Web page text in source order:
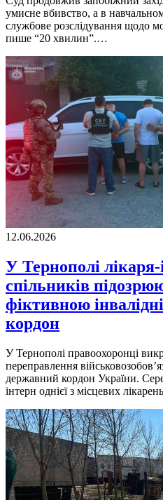
умисне вбивство, а в
службове розслідування щодо
пише “20 хвилин”.…
12.06.2026
У Тернополі лікаря-
спільників
фіктивною
кордон
У Тернополі правоохоронці
переправлення
державний кордон України.
інтерн однієї з місцевих